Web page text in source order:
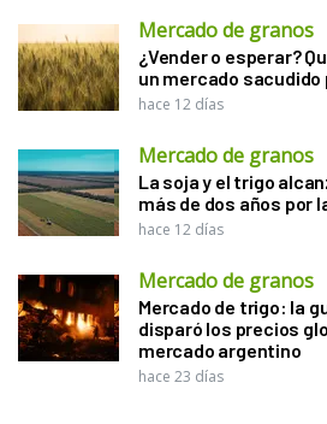
Mercado de granos
¿Vender o esperar?
un mercado sacudido
hace 12 días
Mercado de granos
La soja y el trigo
más de dos años por
hace 12 días
Mercado de granos
Mercado de trigo: la
disparó los precios
mercado argentino
hace 23 días